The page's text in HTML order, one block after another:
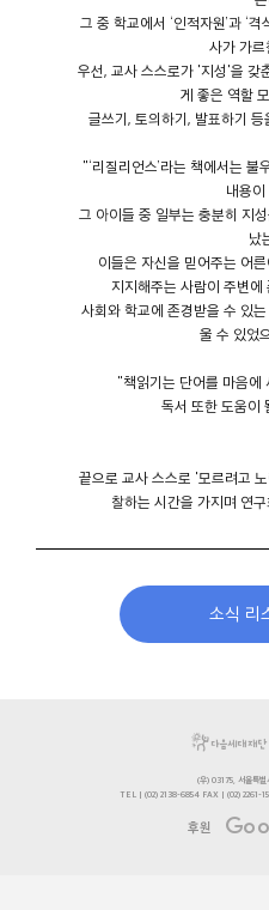
그 중 학교에서 ‘인적자원’과 ‘
사가 가르
우선, 교사 스스로가 '지성'을 갖
게 좋은 역할
글쓰기, 토의하기, 발표하기
"‘리질리언스’라는 책에서는
내용이
그 아이들 중 일부는 충분히 지
났
이들은 자신을 믿어주는 어
지지해주는 사람이 주변에
사회와 학교에 존경받을 수 있
울 수 있었
"책읽기는 단어를 마음에
독서 또한 도움이
끝으로 교사 스스로 '모르려고
찰하는 시간을 가지며 연
소식 리
(우) 03175, 서울특별
TEL | (02) 2138-6854 FAX | (02) 2261-
후원